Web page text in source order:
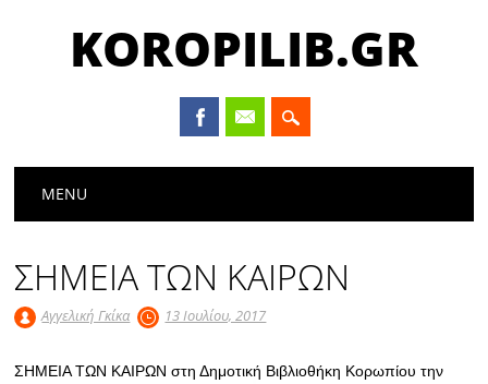
KOROPILIB.GR
Main menu
MENU
ΣΗΜΕΙΑ ΤΩΝ ΚΑΙΡΩΝ
Αγγελική Γκίκα 13 Ιουλίου, 2017
ΣΗΜΕΙΑ ΤΩΝ ΚΑΙΡΩΝ στη Δημοτική Βιβλιοθήκη Κορωπίου την